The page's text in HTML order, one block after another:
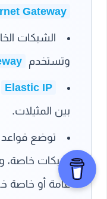
Gateway
الشبكات
وتستخدم
Elastic IP
بين المثيلات.
توضع قواعد
شبكات خاصة،
عامة أو خاصة